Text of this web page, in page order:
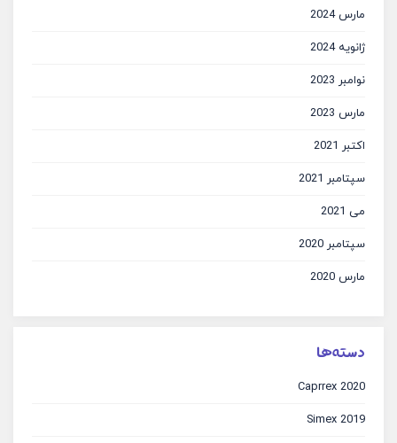
مارس 2024
ژانویه 2024
نوامبر 2023
مارس 2023
اکتبر 2021
سپتامبر 2021
می 2021
سپتامبر 2020
مارس 2020
دسته‌ها
Caprrex 2020
Simex 2019